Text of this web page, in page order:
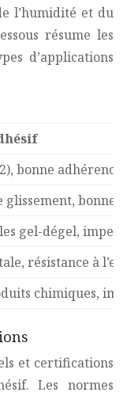
l’humidité et du
résume les
d’applications
bonne
bonne
gel-dégel,
résistance à
chimiques,
et certifications
Les normes